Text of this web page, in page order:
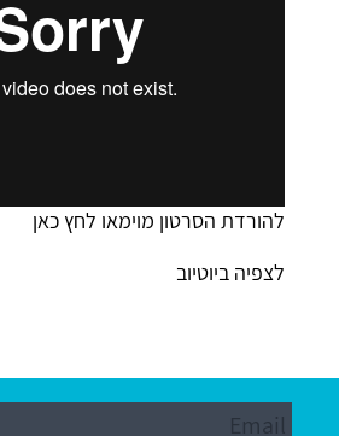
להורדת הסרטון מוימאו לחץ כאן
לצפיה ביוטיוב